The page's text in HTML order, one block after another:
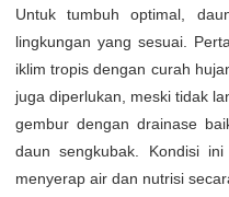
Untuk tumbuh optimal,
lingkungan yang sesuai.
iklim tropis dengan curah
juga diperlukan, meski tidak
gembur dengan drainase
daun sengkubak. Kondisi
menyerap air dan nutrisi